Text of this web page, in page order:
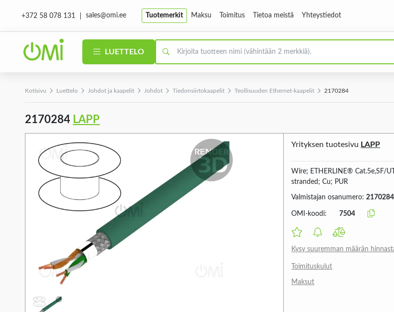
+372 58 078 131 sales@omi.ee Tuotemerkit Maksu Toimitus Tietoa meistä Yhteystiedot
LUETTELO
Kotisivu Luettelo Johdot ja kaapelit Johdot Tiedonsiirtokaapelit Teollisuuden Ethernet-kaapelit 2170284
2170284 LAPP
Yrityksen tuotesivu LAPP
Wire; ETHERLINE® Cat.5e,SF/
stranded; Cu; PUR
Valmistajan osanumero:2170284
OMI-koodi: 7504
Kysy suuremman määrän
Toimituskulut
Maksut